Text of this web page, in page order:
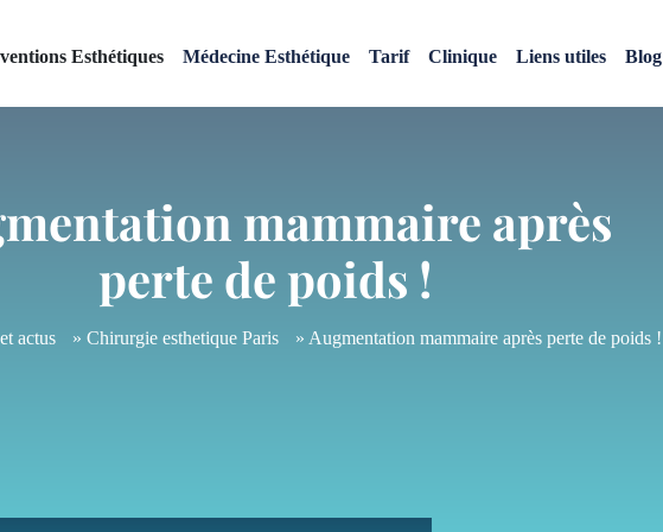
Esthétiques Médecine Esthétique Tarif Clinique Liens utiles Blog
mammaire après
perte de poids !
actus » Chirurgie esthetique Paris » Augmentation mammaire après perte de poids !